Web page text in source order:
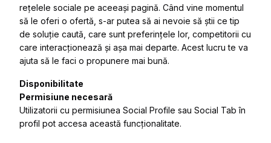
rețelele sociale pe aceeași pagină. Când vine momentul
să le oferi o ofertă, s-ar putea să ai nevoie să știi ce tip
de soluție caută, care sunt preferințele lor, competitorii cu
care interacționează și așa mai departe. Acest lucru te va
ajuta să le faci o propunere mai bună.
Disponibilitate
Permisiune necesară
Utilizatorii cu permisiunea Social Profile sau Social Tab în
profil pot accesa această funcționalitate.